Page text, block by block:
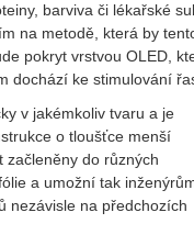
barviva či lékařské
na metodě, která by
pokryt vrstvou OLED,
dochází ke stimulování
v jakémkoliv tvaru a je
o tloušťce menší
začleněny do různých
a umožní tak
nezávisle na předchozích